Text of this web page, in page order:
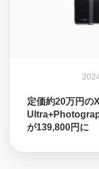
定価約20万円の
が139,800円に